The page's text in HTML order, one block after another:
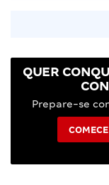
QUER
Prepare-se